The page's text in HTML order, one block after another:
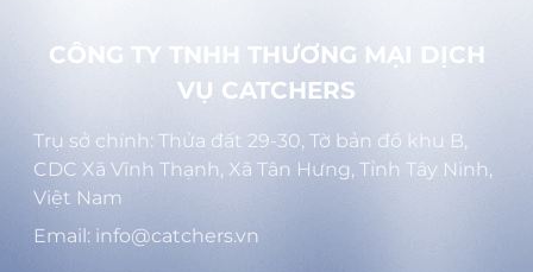
CÔNG TY TNHH THƯƠNG MẠI DỊCH
VỤ CATCHERS
Trụ sở chính: Thửa đất 29-30, Tờ bản đồ khu B,
CDC Xã Vĩnh Thạnh, Xã Tân Hưng, Tỉnh Tây Ninh,
Việt Nam
Email: info@catchers.vn